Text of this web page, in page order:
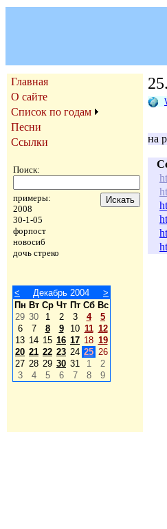
Главная
О сайте
Список по годам
Песни
Ссылки
Поиск:
примеры:
2008
30-1-05
форпост
новосиб
дочь стреко
< Декабрь 2004
>
Пн Вт Ср Чт Пт Сб Вс
29 30 1 2 3 4
5
6
7 8 9 10 11 12
13 14 15 16 17 18 19
20 21 22 23 24 25 26
27 28 29 30 31 1
2
3
4 5 6 7 8 9
25.
на